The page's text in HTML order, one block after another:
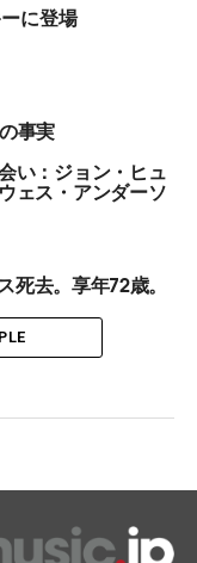
に登場
事実
い：ジョン・ヒュ
ェス・アンダーソ
去。享年72歳。